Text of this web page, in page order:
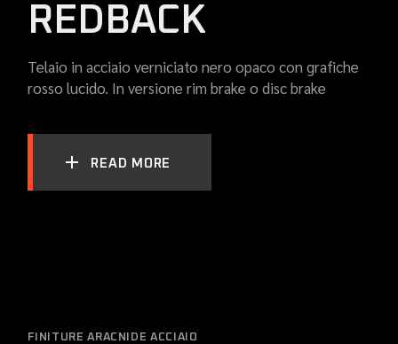
REDBACK
Telaio in acciaio verniciato nero opaco con grafiche
rosso lucido. In versione rim brake o disc brake
READ MORE
FINITURE ARACNIDE ACCIAIO